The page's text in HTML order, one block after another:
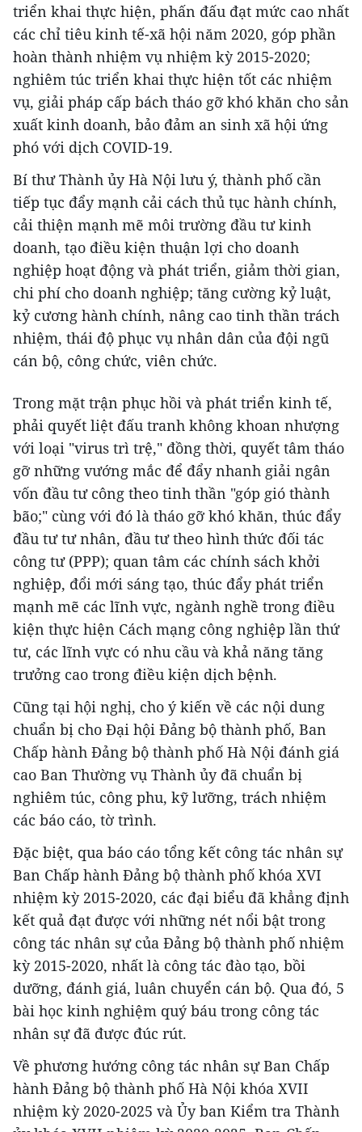
triển khai thực hiện, phấn đấu đạt mức cao nhất
các chỉ tiêu kinh tế-xã hội năm 2020, góp phần
hoàn thành nhiệm vụ nhiệm kỳ 2015-2020;
nghiêm túc triển khai thực hiện tốt các nhiệm
vụ, giải pháp cấp bách tháo gỡ khó khăn cho sản
xuất kinh doanh, bảo đảm an sinh xã hội ứng
phó với dịch COVID-19.
Bí thư Thành ủy Hà Nội lưu ý, thành phố cần
tiếp tục đẩy mạnh cải cách thủ tục hành chính,
cải thiện mạnh mẽ môi trường đầu tư kinh
doanh, tạo điều kiện thuận lợi cho doanh
nghiệp hoạt động và phát triển, giảm thời gian,
chi phí cho doanh nghiệp; tăng cường kỷ luật,
kỷ cương hành chính, nâng cao tinh thần trách
nhiệm, thái độ phục vụ nhân dân của đội ngũ
cán bộ, công chức, viên chức.
Trong mặt trận phục hồi và phát triển kinh tế,
phải quyết liệt đấu tranh không khoan nhượng
với loại "virus trì trệ," đồng thời, quyết tâm tháo
gỡ những vướng mắc để đẩy nhanh giải ngân
vốn đầu tư công theo tinh thần "góp gió thành
bão;" cùng với đó là tháo gỡ khó khăn, thúc đẩy
đầu tư tư nhân, đầu tư theo hình thức đối tác
công tư (PPP); quan tâm các chính sách khởi
nghiệp, đổi mới sáng tạo, thúc đẩy phát triển
mạnh mẽ các lĩnh vực, ngành nghề trong điều
kiện thực hiện Cách mạng công nghiệp lần thứ
tư, các lĩnh vực có nhu cầu và khả năng tăng
trưởng cao trong điều kiện dịch bệnh.
Cũng tại hội nghị, cho ý kiến về các nội dung
chuẩn bị cho Đại hội Đảng bộ thành phố, Ban
Chấp hành Đảng bộ thành phố Hà Nội đánh giá
cao Ban Thường vụ Thành ủy đã chuẩn bị
nghiêm túc, công phu, kỹ lưỡng, trách nhiệm
các báo cáo, tờ trình.
Đặc biệt, qua báo cáo tổng kết công tác nhân sự
Ban Chấp hành Đảng bộ thành phố khóa XVI
nhiệm kỳ 2015-2020, các đại biểu đã khẳng định
kết quả đạt được với những nét nổi bật trong
công tác nhân sự của Đảng bộ thành phố nhiệm
kỳ 2015-2020, nhất là công tác đào tạo, bồi
dưỡng, đánh giá, luân chuyển cán bộ. Qua đó, 5
bài học kinh nghiệm quý báu trong công tác
nhân sự đã được đúc rút.
Về phương hướng công tác nhân sự Ban Chấp
hành Đảng bộ thành phố Hà Nội khóa XVII
nhiệm kỳ 2020-2025 và Ủy ban Kiểm tra Thành